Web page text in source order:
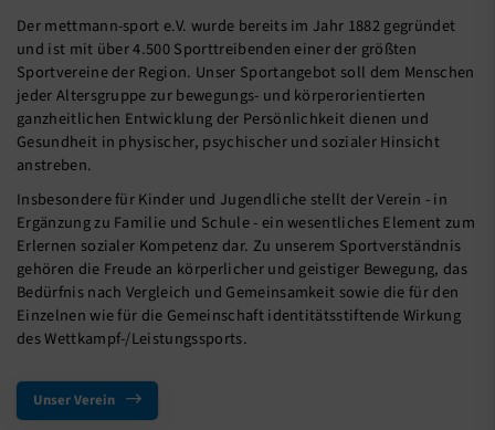
Der mettmann-sport e.V. wurde bereits im Jahr 1882 gegründet
und ist mit über 4.500 Sporttreibenden einer der größten
Sportvereine der Region. Unser Sportangebot soll dem Menschen
jeder Altersgruppe zur bewegungs- und körperorientierten
ganzheitlichen Entwicklung der Persönlichkeit dienen und
Gesundheit in physischer, psychischer und sozialer Hinsicht
anstreben.
Insbesondere für Kinder und Jugendliche stellt der Verein - in
Ergänzung zu Familie und Schule - ein wesentliches Element zum
Erlernen sozialer Kompetenz dar. Zu unserem Sportverständnis
gehören die Freude an körperlicher und geistiger Bewegung, das
Bedürfnis nach Vergleich und Gemeinsamkeit sowie die für den
Einzelnen wie für die Gemeinschaft identitätsstiftende Wirkung
des Wettkampf-/Leistungssports.
Unser Verein